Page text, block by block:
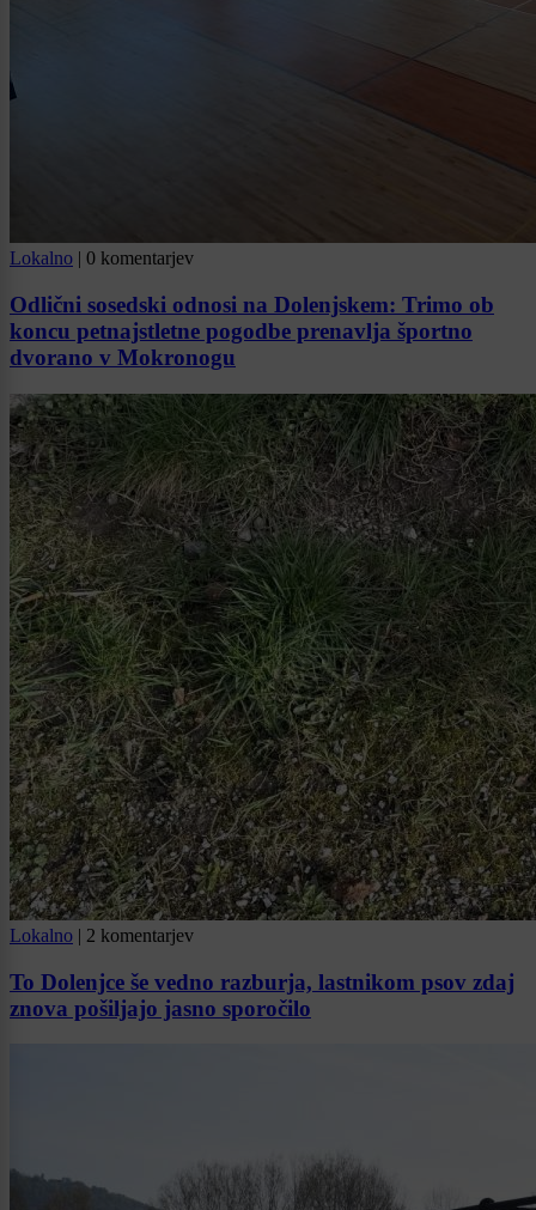
Lokalno | 0 komentarjev
Odlični sosedski odnosi na Dolenjskem: Trimo ob
koncu petnajstletne pogodbe prenavlja športno
dvorano v Mokronogu
Lokalno | 2 komentarjev
To Dolenjce še vedno razburja, lastnikom psov zdaj
znova pošiljajo jasno sporočilo